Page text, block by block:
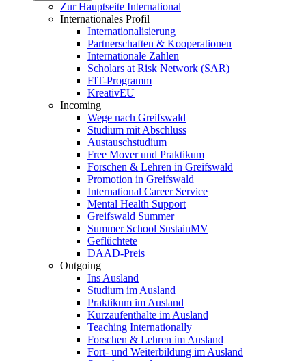
Zur Hauptseite International
Internationales Profil
Internationalisierung
Partnerschaften & Kooperationen
Internationale Zahlen
Scholars at Risk Network (SAR)
FIT-Programm
KreativEU
Incoming
Wege nach Greifswald
Studium mit Abschluss
Austauschstudium
Free Mover und Praktikum
Forschen & Lehren in Greifswald
Promotion in Greifswald
International Career Service
Mental Health Support
Greifswald Summer
Summer School SustainMV
Geflüchtete
DAAD-Preis
Outgoing
Ins Ausland
Studium im Ausland
Praktikum im Ausland
Kurzaufenthalte im Ausland
Teaching Internationally
Forschen & Lehren im Ausland
Fort- und Weiterbildung im Ausland